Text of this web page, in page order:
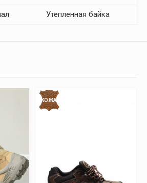
Утепленная байка
КОЖА